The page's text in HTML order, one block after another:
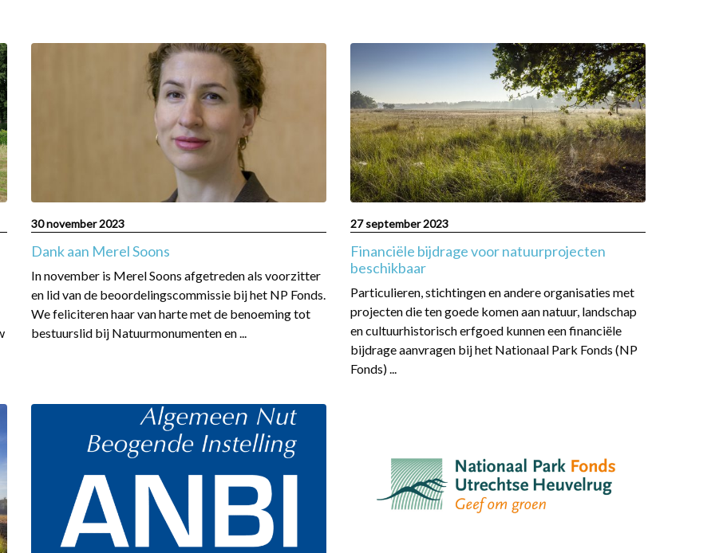
30 november 2023
Dank aan Merel Soons
In november is Merel Soons afgetreden als voorzitter
en lid van de beoordelingscommissie bij het NP Fonds.
We feliciteren haar van harte met de benoeming tot
bestuurslid bij Natuurmonumenten en ...
27 september 2023
Financiële bijdrage voor natuurprojecten
beschikbaar
Particulieren, stichtingen en andere organisaties met
projecten die ten goede komen aan natuur, landschap
en cultuurhistorisch erfgoed kunnen een financiële
bijdrage aanvragen bij het Nationaal Park Fonds (NP
Fonds) ...
more
about
Financiële
bijdrage
voor
natuurprojecten
beschikbaar
Nationaal
Utrechtse
Lancering